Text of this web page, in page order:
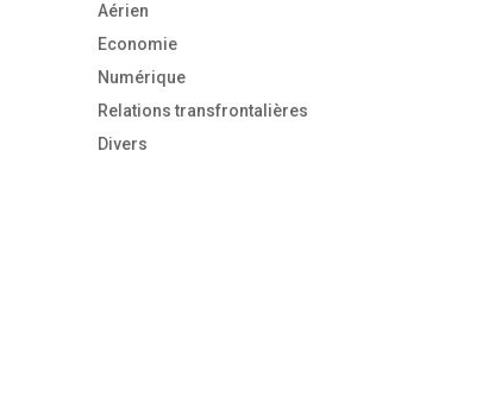
Aérien
Economie
Numérique
Relations transfrontalières
Divers